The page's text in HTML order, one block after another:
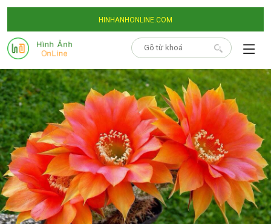
HINHANHONLINE.COM